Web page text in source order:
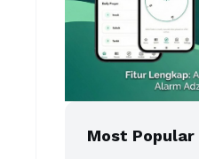
Most Popular